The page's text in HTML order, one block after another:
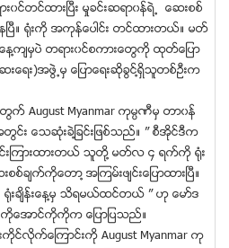
၀င္တင္ထားၿပီး မႈခင္းဆရာ၀န္ရဲ႕ ေဆးစစ္
။ ႐ုံးကို အကုန္ေပါင္း တင္ထားတယ္။ မတ္
႔က်မွပဲ တရား၀င္စကားေတြကို ထုတ္ေျပာ
ရး)အဖြဲ႕မွ ေျပာေရးဆိုခြင္႔ရွိသူတစ္ဦးက
တြက္ August Myanmar ကုမၸဏီမွ တာ၀န္
င္း ေသဆံုးခဲ႔ျခင္းျဖစ္သည္။ ” စီအုိင္ဒီက
င္းၾကားထားတယ္ သူတို႔ မတ္လ ၄ ရက္ကို ႐ုံး
စ္ခ်က္ကိုေတာ႔ အၾကမ္းဖ်င္းေျပာထားၿပီ။
းခ်ိန္းေန႔မွ သိရမယ္ထင္တယ္ ” ဟု ေမာ္ဒ
ေအာင္ကိုကိုက ေျပာျပသည္။
ကိုင္လိုက္ေၾကာင္းကို August Myanmar ကု